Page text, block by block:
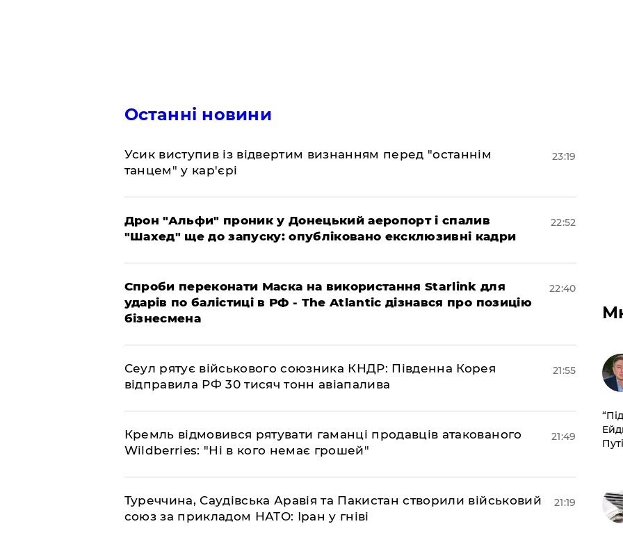
Останні новини
​Усик виступив із відвертим визнанням перед "останнім
танцем" у кар'єрі
23:19
​Дрон "Альфи" проник у Донецький аеропорт і спалив
"Шахед" ще до запуску: опубліковано ексклюзивні кадри
22:52
​Спроби переконати Маска на використання Starlink для
ударів по балістиці в РФ - The Atlantic дізнався про позицію
бізнесмена
22:40
​Сеул рятує військового союзника КНДР: Південна Корея
відправила РФ 30 тисяч тонн авіапалива
21:55
​Кремль відмовився рятувати гаманці продавців атакованого
Wildberries: "Ні в кого немає грошей"
21:49
​Туреччина, Саудівська Аравія та Пакистан створили військовий
союз за прикладом НАТО: Іран у гніві
21:19